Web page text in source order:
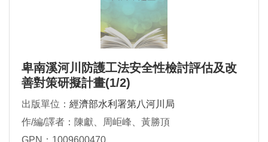
卑南溪河川防護工法安全性檢討評估及改
善對策研擬計畫(1/2)
出版單位： 經濟部水利署第八河川局
作/編/譯者：陳獻、周岠峰、黃勝頂